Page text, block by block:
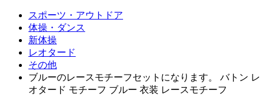
スポーツ・アウトドア
体操・ダンス
新体操
レオタード
その他
ブルーのレースモチーフセットになります。 バトン レ
オタード モチーフ ブルー 衣装 レースモチーフ